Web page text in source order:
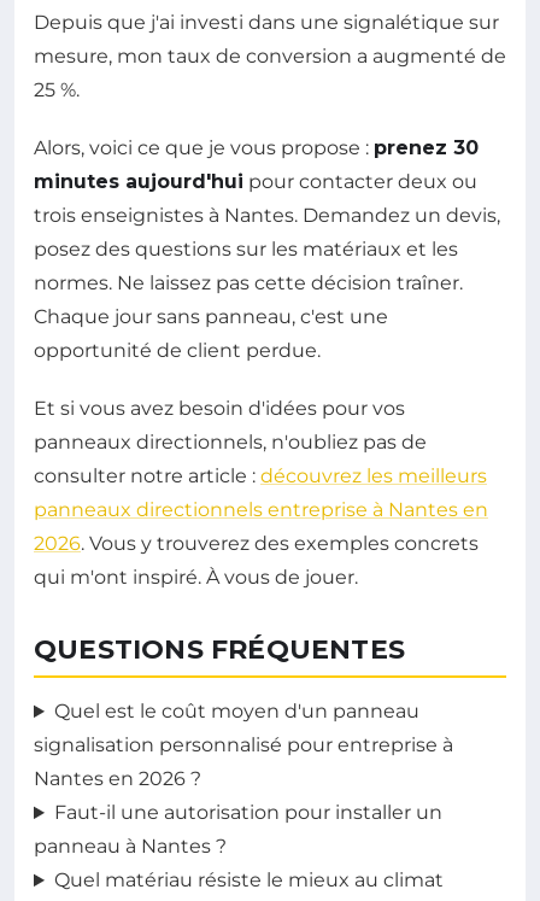
Depuis que j'ai investi dans une signalétique sur
mesure, mon taux de conversion a augmenté de
25 %.
Alors, voici ce que je vous propose : prenez 30
minutes aujourd'hui pour contacter deux ou
trois enseignistes à Nantes. Demandez un devis,
posez des questions sur les matériaux et les
normes. Ne laissez pas cette décision traîner.
Chaque jour sans panneau, c'est une
opportunité de client perdue.
Et si vous avez besoin d'idées pour vos
panneaux directionnels, n'oubliez pas de
consulter notre article : découvrez les meilleurs
panneaux directionnels entreprise à Nantes en
2026. Vous y trouverez des exemples concrets
qui m'ont inspiré. À vous de jouer.
QUESTIONS FRÉQUENTES
Quel est le coût moyen d'un panneau
signalisation personnalisé pour entreprise à
Nantes en 2026 ?
Faut-il une autorisation pour installer un
panneau à Nantes ?
Quel matériau résiste le mieux au climat